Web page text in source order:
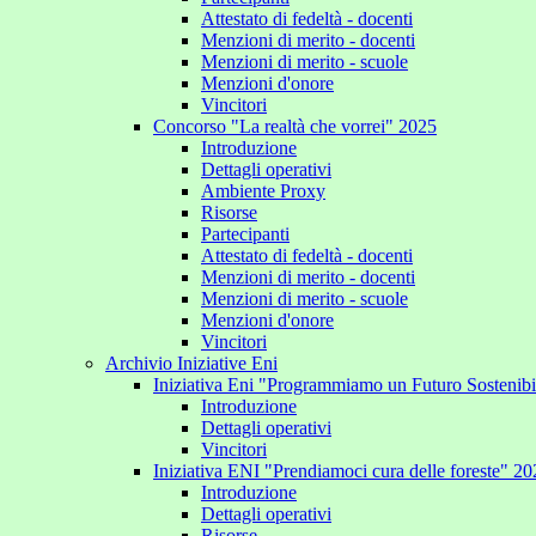
Attestato di fedeltà - docenti
Menzioni di merito - docenti
Menzioni di merito - scuole
Menzioni d'onore
Vincitori
Concorso "La realtà che vorrei" 2025
Introduzione
Dettagli operativi
Ambiente Proxy
Risorse
Partecipanti
Attestato di fedeltà - docenti
Menzioni di merito - docenti
Menzioni di merito - scuole
Menzioni d'onore
Vincitori
Archivio Iniziative Eni
Iniziativa Eni "Programmiamo un Futuro
Introduzione
Dettagli operativi
Vincitori
Iniziativa ENI "Prendiamoci cura delle foreste"
Introduzione
Dettagli operativi